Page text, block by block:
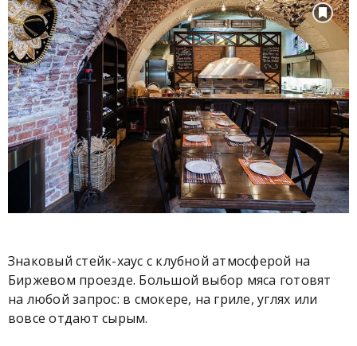
Знаковый стейк-хаус с клубной атмосферой на
Биржевом проезде. Большой выбор мяса готовят
на любой запрос: в смокере, на гриле, углях или
вовсе отдают сырым.